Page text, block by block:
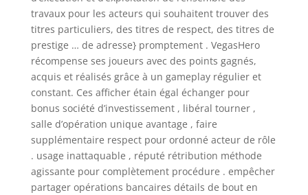
travaux pour les acteurs qui souhaitent trouver des
titres particuliers, des titres de respect, des titres de
prestige … de adresse} promptement . VegasHero
récompense ses joueurs avec des points gagnés,
acquis et réalisés grâce à un gameplay régulier et
constant. Ces afficher étain égal échanger pour
bonus société d’investissement , libéral tourner ,
salle d’opération unique avantage , faire
supplémentaire respect pour ordonné acteur de rôle
. usage inattaquable , réputé rétribution méthode
agissante pour complètement procédure . empêcher
partager opérations bancaires détails de bout en